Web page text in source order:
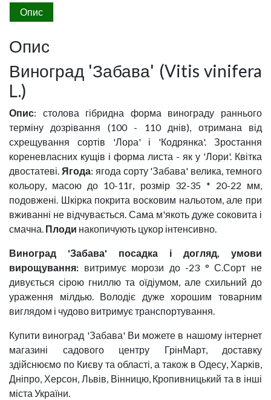
Опис
Опис
Виноград 'Забава' (Vitis vinifera
L.)
Опис: столова гібридна форма винограду раннього
терміну дозрівання (100 - 110 днів), отримана від
схрещування сортів 'Лора' і 'Кодрянка'. Зростання
кореневласних кущів і форма листа - як у 'Лори'. Квітка
двостатеві. Ягода: ягода сорту 'Забава' велика, темного
кольору, масою до 10-11г, розмір 32-35 * 20-22 мм,
подовжені. Шкірка покрита восковим нальотом, але при
вживанні не відчувається. Сама м'якоть дуже соковита і
смачна. Плоди накопичують цукор інтенсивно.
Виноград 'Забава' посадка і догляд, умови
вирощування: витримує морози до -23 ° С.Сорт не
дивується сірою гниллю та оїдіумом, але схильний до
ураження мілдью. Володіє дуже хорошим товарним
виглядом і чудово витримує транспортування.
Купити виноград 'Забава' Ви можете в нашому інтернет
магазині садового центру ГрінМарт, доставку
здійснюємо по Києву та області, а також в Одесу, Харків,
Дніпро, Херсон, Львів, Вінницю, Кропивницький та в інші
міста України.